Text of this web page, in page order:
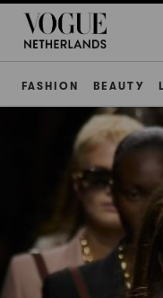
FASHION BEAUTY